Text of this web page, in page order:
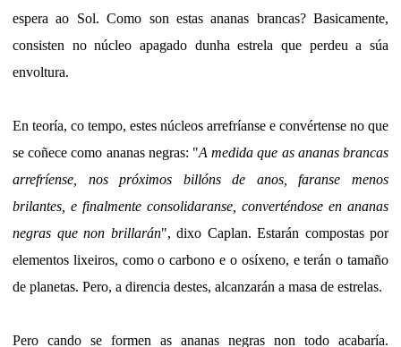
espera ao Sol. Como son estas ananas brancas? Basicamente,
consisten no núcleo apagado dunha estrela que perdeu a súa
envoltura.
En teoría, co tempo, estes núcleos arrefríanse e convértense no que
se coñece como ananas negras: "A medida que as ananas brancas
arrefríense, nos próximos billóns de anos, faranse menos
brilantes, e finalmente consolidaranse, converténdose en ananas
negras que non brillarán", dixo Caplan. Estarán compostas por
elementos lixeiros, como o carbono e o osíxeno, e terán o tamaño
de planetas. Pero, a direncia destes, alcanzarán a masa de estrelas.
Pero cando se formen as ananas negras non todo acabaría.